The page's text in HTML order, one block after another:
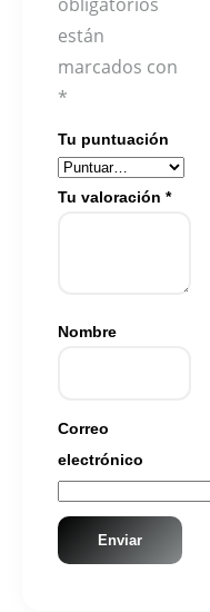
están
marcados con
*
Tu puntuación
Tu valoración *
Nombre
Correo
electrónico